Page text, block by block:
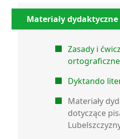
Materiały dydaktyczne
Zasady i
ortograficzne
Dyktando
Materiały
dotyczące